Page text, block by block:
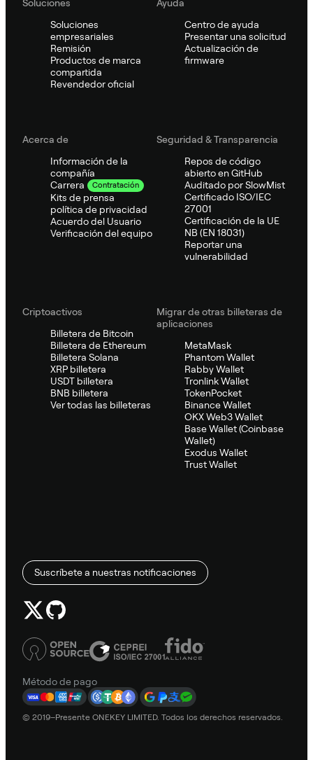
Soluciones
Soluciones
empresariales
Remisión
Productos de marca
compartida
Revendedor oficial
Ayuda
Centro de ayuda
Presentar una solicitud
Actualización de
firmware
Acerca de
Información de la
compañía
Carrera
Contratación
Kits de prensa
política de privacidad
Acuerdo del Usuario
Verificación del equipo
Seguridad & Transparencia
Repos de código
abierto en GitHub
Auditado por SlowMist
Certificado ISO/IEC
27001
Certificación de la UE
NB (EN 18031)
Reportar una
vulnerabilidad
Criptoactivos
Billetera de Bitcoin
Billetera de Ethereum
Billetera Solana
XRP billetera
USDT billetera
BNB billetera
Ver todas las billeteras
Migrar de otras billeteras de
aplicaciones
MetaMask
Phantom Wallet
Rabby Wallet
Tronlink Wallet
TokenPocket
Binance Wallet
OKX Web3 Wallet
Base Wallet (Coinbase
Wallet)
Exodus Wallet
Trust Wallet
Suscríbete a nuestras notificaciones
Método de pago
© 2019–Presente ONEKEY LIMITED. Todos los derechos reservados.